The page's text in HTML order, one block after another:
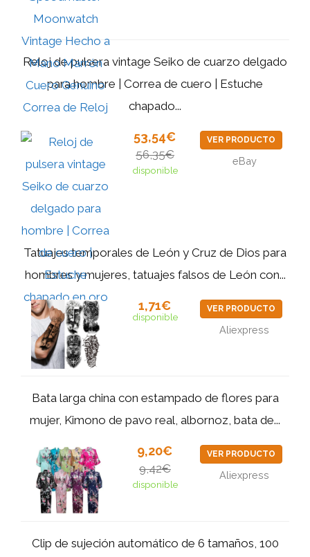
Reloj de pulsera vintage Seiko de cuarzo delgado
para hombre | Correa de cuero | Estuche
chapado...
53,54€
56,35€
disponible
VER PRODUCTO
eBay
Tatuajes temporales de León y Cruz de Dios para
hombres y mujeres, tatuajes falsos de León con...
1,71€
disponible
VER PRODUCTO
Aliexpress
Bata larga china con estampado de flores para
mujer, Kimono de pavo real, albornoz, bata de...
9,20€
9,42€
disponible
VER PRODUCTO
Aliexpress
Clip de sujeción automático de 6 tamaños, 100